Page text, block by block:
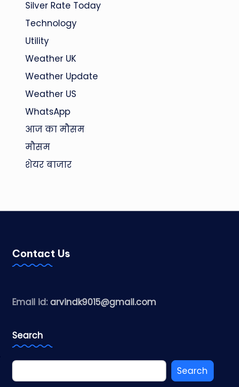
Silver Rate Today
Technology
Utility
Weather UK
Weather Update
Weather US
WhatsApp
आज का मौसम
मौसम
शेयर बाजार
Contact Us
Email id: arvindk9015@gmail.com
Search
Search